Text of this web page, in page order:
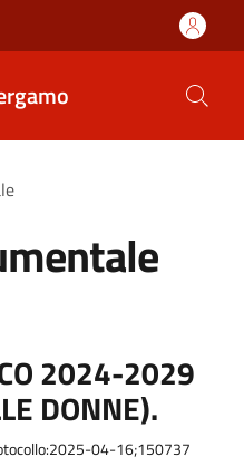
2024-2029
DONNE).
04-16;150737